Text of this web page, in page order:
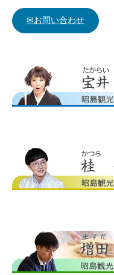
✉お問い合わせ